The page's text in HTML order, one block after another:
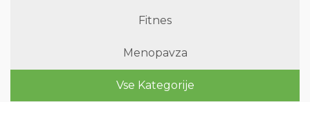
Fitnes
Menopavza
Vse Kategorije